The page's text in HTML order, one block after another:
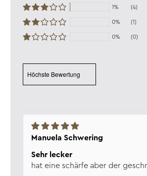
Energie:
1505 kJ / 359
davon gesättigte
davon Zucker:
44 g
Eiweiß:
5 g
1% (4)
0% (1)
0% (0)
Manuela Schwering
Sehr lecker
hat eine schärfe aber der